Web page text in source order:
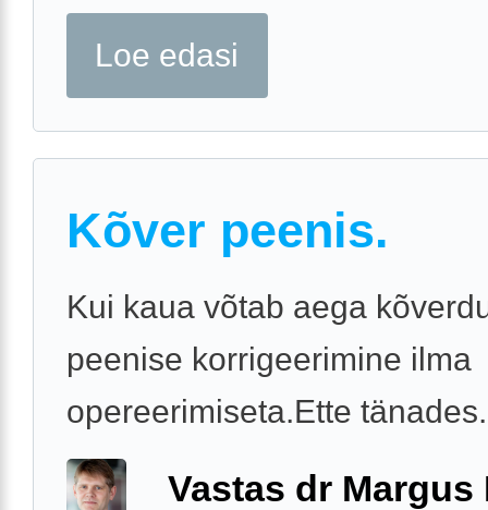
Loe edasi
Kõver peenis.
Kui kaua võtab aega
peenise korrigeerimine ilma
opereerimiseta.Ette tänades.
Vastas dr Margus